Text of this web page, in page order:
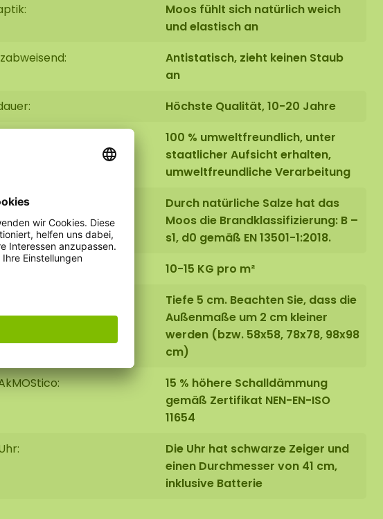
Moos fühlt sich natürlich weich
und elastisch an
Antistatisch, zieht keinen Staub
an
Höchste Qualität, 10-20 Jahre
100 % umweltfreundlich, unter
staatlicher Aufsicht erhalten,
umweltfreundliche Verarbeitung
Durch natürliche Salze hat das
Moos die Brandklassifizierung: B –
s1, d0 gemäß EN 13501-1:2018.
10-15 KG pro m²
Tiefe 5 cm. Beachten Sie, dass die
Außenmaße um 2 cm kleiner
werden (bzw. 58x58, 78x78, 98x98
cm)
15 % höhere Schalldämmung
gemäß Zertifikat NEN-EN-ISO
11654
Die Uhr hat schwarze Zeiger und
einen Durchmesser von 41 cm,
inklusive Batterie